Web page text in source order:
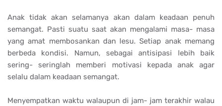
Anak tidak akan selamanya akan dalam keadaan penuh
semangat. Pasti suatu saat akan mengalami masa- masa
yang amat membosankan dan lesu. Setiap anak memang
berbeda kondisi. Namun, sebagai antisipasi lebih baik
sering- seringlah memberi motivasi kepada anak agar
selalu dalam keadaan semangat.
Menyempatkan waktu walaupun di jam- jam terakhir walau